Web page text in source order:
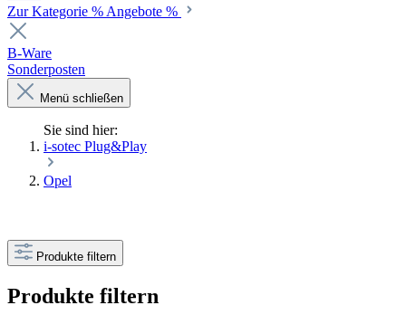
Zur Kategorie % Angebote %
B-Ware
Sonderposten
Menü schließen
Sie sind hier:
i-sotec Plug&Play
Opel
Produkte filtern
Produkte filtern